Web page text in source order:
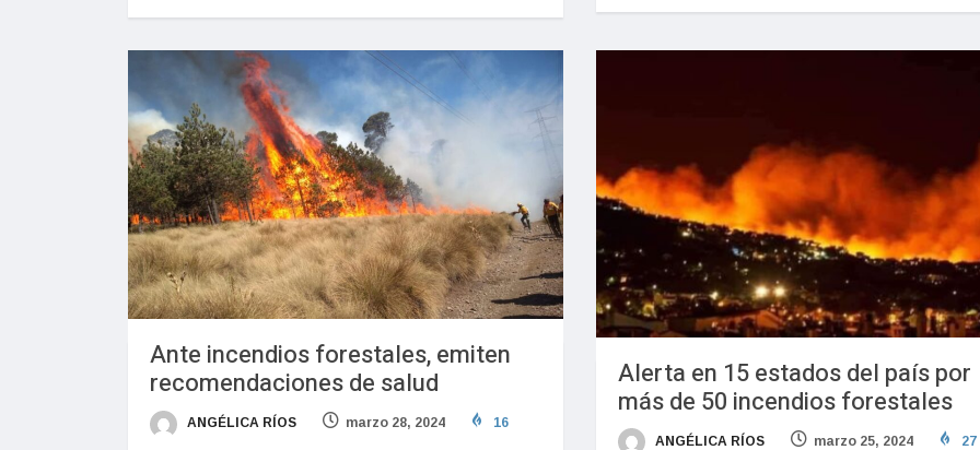
Ante incendios forestales, emiten
recomendaciones de salud
ANGÉLICA RÍOS marzo 28, 2024 16
Alerta en 15 estados del país por
más de 50 incendios forestales
ANGÉLICA RÍOS marzo 25, 2024 27